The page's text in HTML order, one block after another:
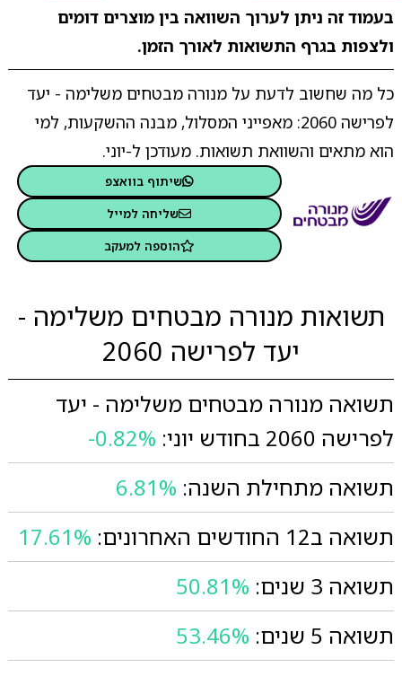
בעמוד זה ניתן לערוך השוואה בין מוצרים דומים
ולצפות בגרף התשואות לאורך הזמן.
כל מה שחשוב לדעת על מנורה מבטחים משלימה - יעד
לפרישה 2060: מאפייני המסלול, מבנה ההשקעות, למי
הוא מתאים והשוואת תשואות. מעודכן ל-יוני.
שיתוף בוואצפ
שליחה למייל
הוספה למעקב
תשואות מנורה מבטחים משלימה -
יעד לפרישה 2060
תשואה מנורה מבטחים משלימה - יעד
לפרישה 2060 בחודש יוני:
-0.82%
תשואה מתחילת השנה: 6.81%
תשואה ב12 החודשים האחרונים:
17.61%
תשואה 3 שנים:
50.81%
תשואה 5 שנים:
53.46%